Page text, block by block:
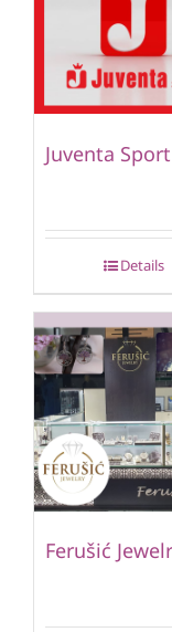
Juventa Sport
Details
Ferušić